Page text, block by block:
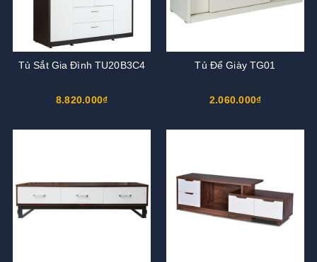
Tủ Sắt Gia Đình TU20B3C4
8.820.000₫
Tủ Để Giày TG01
2.060.000₫